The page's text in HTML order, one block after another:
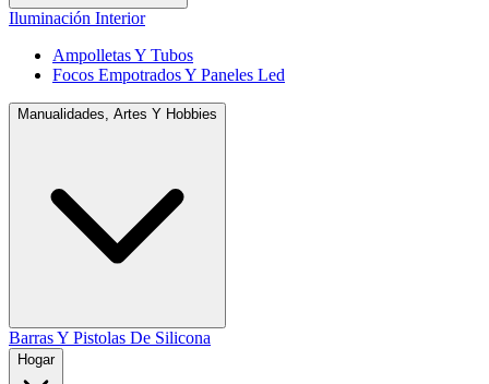
Iluminación Interior
Ampolletas Y Tubos
Focos Empotrados Y Paneles Led
Manualidades, Artes Y Hobbies
Barras Y Pistolas De Silicona
Hogar